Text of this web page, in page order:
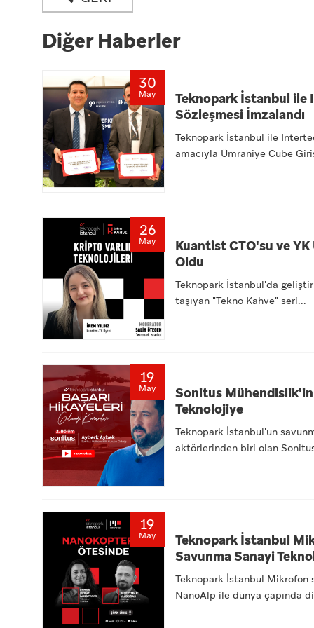
Diğer Haberler
30
May
Teknopark İstanbul ile
Sözleşmesi İmzalandı
Teknopark İstanbul ile
amacıyla Ümraniye Cube
26
May
Kuantist CTO'su ve YK
Oldu
Teknopark İstanbul'da
taşıyan "Tekno Kahve" seri...
19
May
Sonitus Mühendislik'in
Teknolojiye
Teknopark İstanbul'un
aktörlerinden biri olan
19
May
Teknopark İstanbul
Savunma Sanayi
Teknopark İstanbul Mikrofon
NanoAlp ile dünya çapında